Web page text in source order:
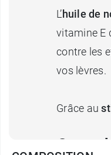
L’huile de
vitamine E
contre les
vos lèvres.
Grâce au